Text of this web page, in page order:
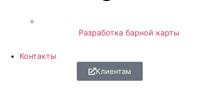
Разработка барной карты
Контакты
Клиентам